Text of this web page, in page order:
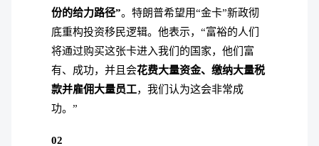
份的给力路径”。 特朗普希望用“金卡”新政彻
底重构投资移民逻辑。他表示，“富裕的人们
将通过购买这张卡进入我们的国家，他们富
有、成功，并且会花费大量资金、缴纳大量税
款并雇佣大量员工，我们认为这会非常成
功。”
02